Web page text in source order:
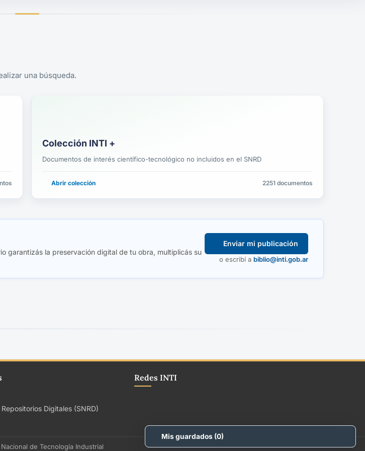
una búsqueda.
Colección INTI +
Documentos de interés científico-tecnológico no incluidos en el SNRD
Abrir colección 2251 documentos
garantizás la preservación digital de tu obra, multiplicás su
Enviar mi publicación
o escribí a biblio@inti.gob.ar
Digitales (SNRD)
Redes INTI
de Tecnología Industrial
Mis guardados (0)